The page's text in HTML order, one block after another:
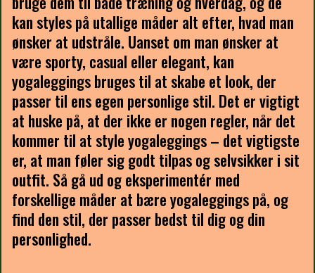
kan styles på utallige måder alt efter, hvad man
ønsker at udstråle. Uanset om man ønsker at
være sporty, casual eller elegant, kan
yogaleggings bruges til at skabe et look, der
passer til ens egen personlige stil. Det er vigtigt
at huske på, at der ikke er nogen regler, når det
kommer til at style yogaleggings – det vigtigste
er, at man føler sig godt tilpas og selvsikker i sit
outfit. Så gå ud og eksperimentér med
forskellige måder at bære yogaleggings på, og
find den stil, der passer bedst til dig og din
personlighed.